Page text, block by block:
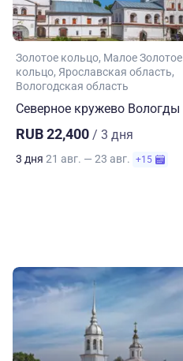
Золотое кольцо Малое Золотое
кольцо Ярославская область
Вологодская область
Северное кружево Вологды
RUB 22,400 / 3 дня
3 дня 21 авг. — 23 авг. +15